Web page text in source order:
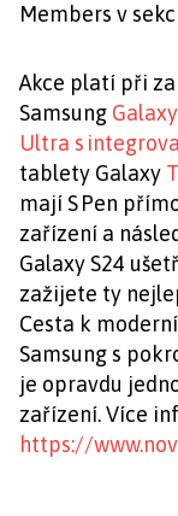
Members v
Akce platí při
Samsung
Ultra s
tablety Galaxy
mají S Pen
zařízení a
Galaxy S24
zažijete ty
Cesta k
Samsung s
je opravdu
zařízení. Více
https://